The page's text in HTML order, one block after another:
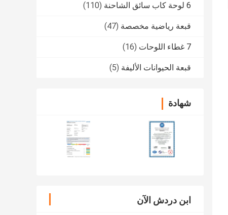
6 لوحة كاب سائق الشاحنة (110)
قبعة رياضية مخصصة (47)
7 غطاء اللوحات (16)
قبعة الحيوانات الأليفة (5)
شهادة
ابن دردش الآن